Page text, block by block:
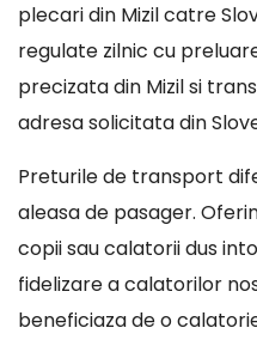
plecari din Mizil catre
regulate zilnic cu
precizata din Mizil si
adresa solicitata din
Preturile de transport
aleasa de pasager.
copii sau calatorii dus
fidelizare a calatorilor
beneficiaza de o